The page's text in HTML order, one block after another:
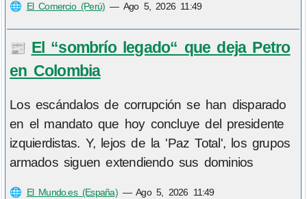
🌐 El Comercio (Perú) — Ago 5, 2026 11:49
📰 El “sombrío legado“ que deja Petro
en Colombia
Los escándalos de corrupción se han disparado
en el mandato que hoy concluye del presidente
izquierdistas. Y, lejos de la 'Paz Total', los grupos
armados siguen extendiendo sus dominios
🌐 El Mundo.es (España)—Ago 5, 2026 11:49